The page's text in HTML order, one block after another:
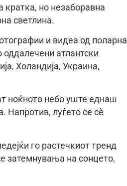
кратка, но незаборавна
светлина.
и видеа од поларна
атлантски
Холандија, Украина,
ноќното небо уште еднаш
Напротив, луѓето се сè
го растечкиот тренд
затемнувања на сонцето,